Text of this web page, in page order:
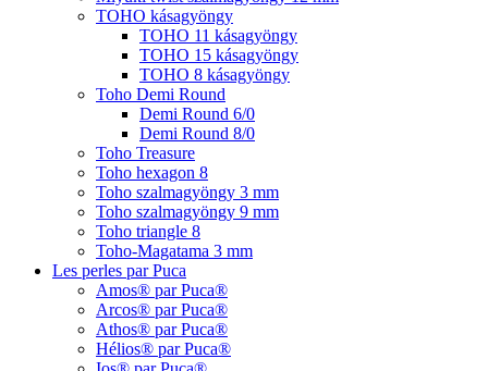
TOHO kásagyöngy
TOHO 11 kásagyöngy
TOHO 15 kásagyöngy
TOHO 8 kásagyöngy
Toho Demi Round
Demi Round 6/0
Demi Round 8/0
Toho Treasure
Toho hexagon 8
Toho szalmagyöngy 3 mm
Toho szalmagyöngy 9 mm
Toho triangle 8
Toho-Magatama 3 mm
Les perles par Puca
Amos® par Puca®
Arcos® par Puca®
Athos® par Puca®
Hélios® par Puca®